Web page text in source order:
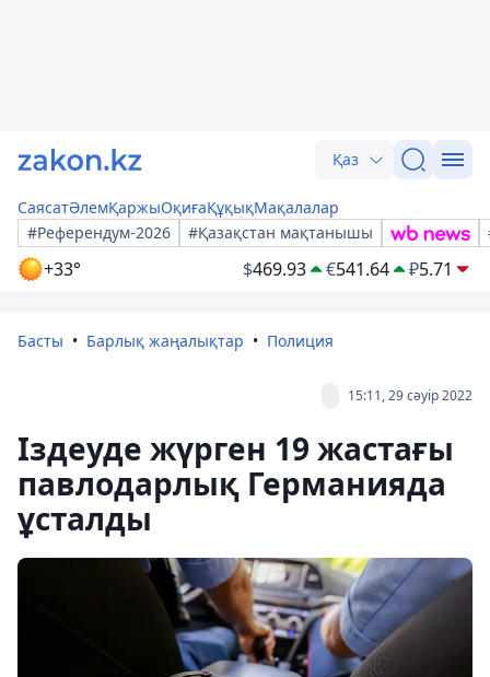
Қаз
СаясатӘлемҚаржыОқиғаҚұқықМақалалар
#Референдум-2026
#Қазақстан мақтанышы
+33° $469.93 €541.64 ₽5.71
Басты Барлық жаңалықтар Полиция
15:11, 29 сәуір 2022
Іздеуде жүрген 19 жастағы
павлодарлық Германияда
ұсталды